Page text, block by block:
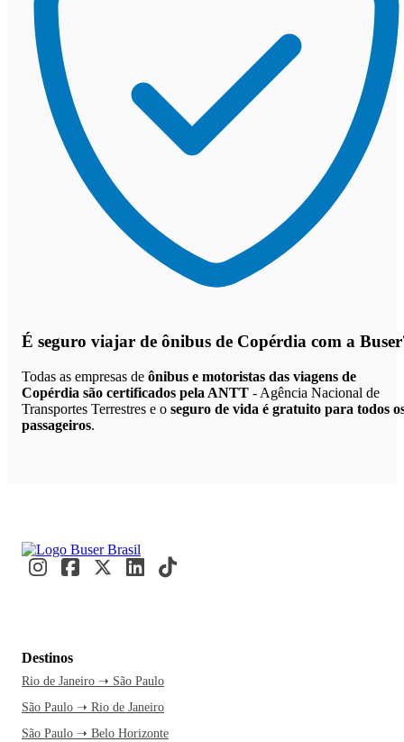
É seguro viajar de ônibus de Copérdia com a
Todas as empresas de ônibus e motoristas das viagens de
Copérdia são certificados pela ANTT - Agência Nacional de
Transportes Terrestres e o seguro de vida é gratuito para todos
passageiros.
Destinos
Rio de Janeiro ➝ São Paulo
São Paulo ➝ Rio de Janeiro
São Paulo ➝ Belo Horizonte